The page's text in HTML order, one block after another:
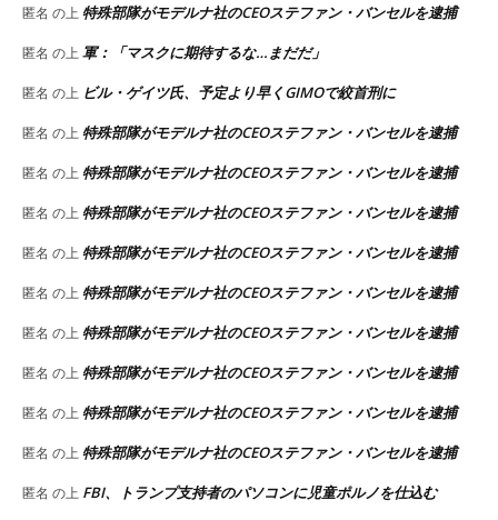
匿名 の上 特殊部隊がモデルナ社のCEOステファン・バンセルを逮捕
匿名 の上 軍：「マスクに期待するな…まだだ」
匿名 の上 ビル・ゲイツ氏、予定より早くGIMOで絞首刑に
匿名 の上 特殊部隊がモデルナ社のCEOステファン・バンセルを逮捕
匿名 の上 特殊部隊がモデルナ社のCEOステファン・バンセルを逮捕
匿名 の上 特殊部隊がモデルナ社のCEOステファン・バンセルを逮捕
匿名 の上 特殊部隊がモデルナ社のCEOステファン・バンセルを逮捕
匿名 の上 特殊部隊がモデルナ社のCEOステファン・バンセルを逮捕
匿名 の上 特殊部隊がモデルナ社のCEOステファン・バンセルを逮捕
匿名 の上 特殊部隊がモデルナ社のCEOステファン・バンセルを逮捕
匿名 の上 特殊部隊がモデルナ社のCEOステファン・バンセルを逮捕
匿名 の上 特殊部隊がモデルナ社のCEOステファン・バンセルを逮捕
匿名 の上 FBI、トランプ支持者のパソコンに児童ポルノを仕込む